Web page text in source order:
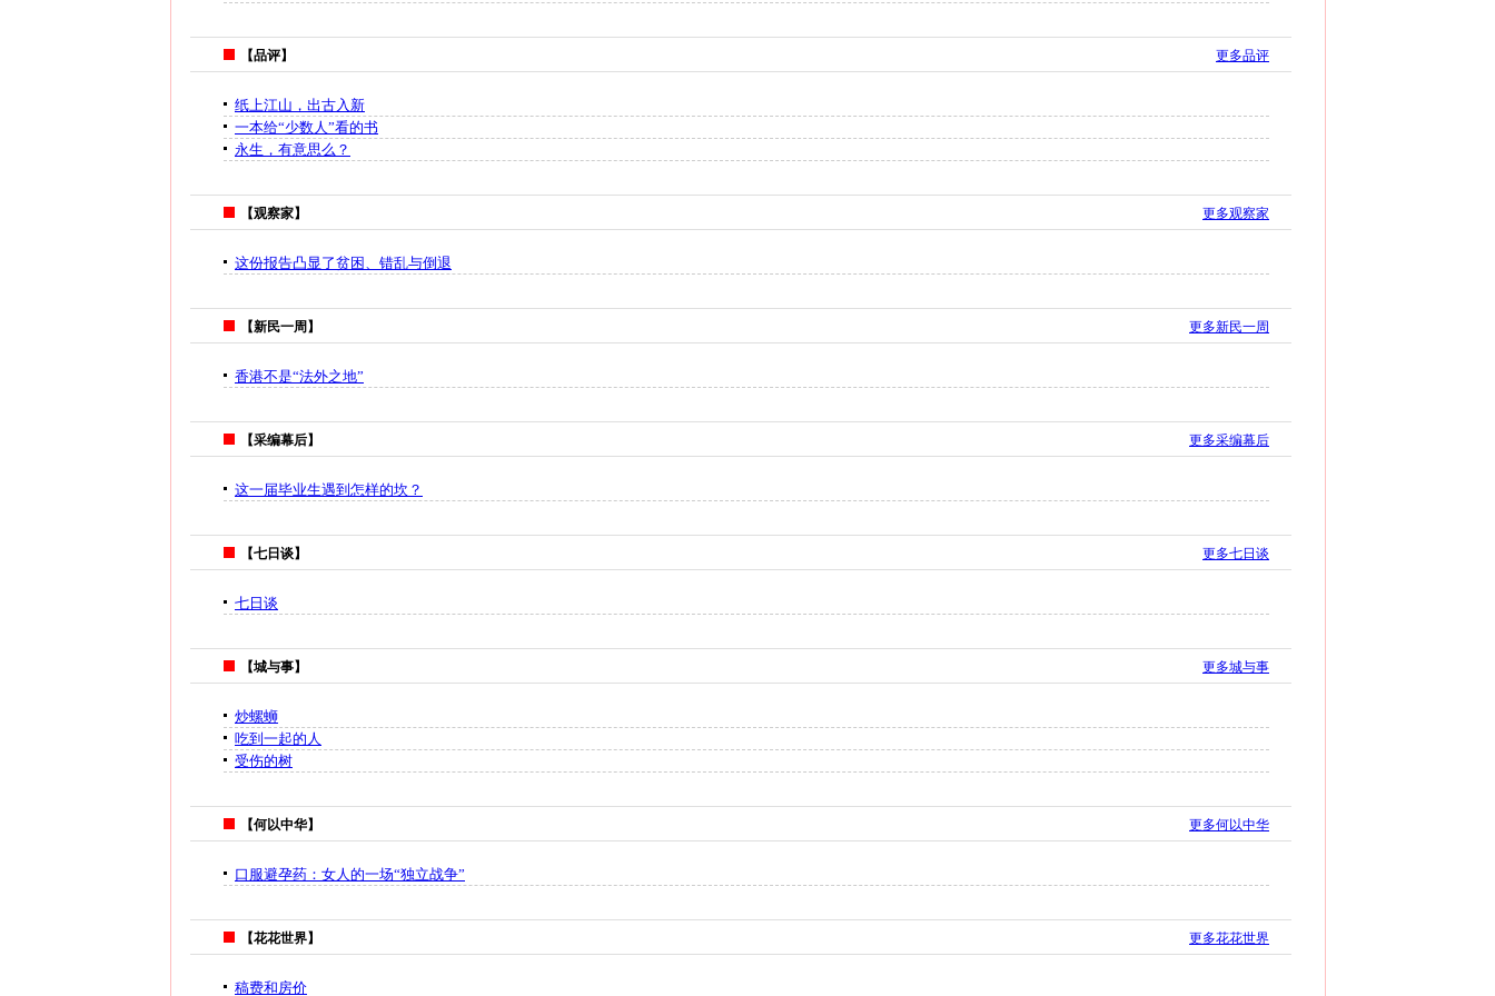
【品评】 更多品评
纸上江山，出古入新
一本给“少数人”看的书
永生，有意思么？
【观察家】 更多观察家
这份报告凸显了贫困、错乱与倒退
【新民一周】 更多新民一周
香港不是“法外之地”
【采编幕后】 更多采编幕后
这一届毕业生遇到怎样的坎？
【七日谈】 更多七日谈
七日谈
【城与事】 更多城与事
炒螺蛳
吃到一起的人
受伤的树
【何以中华】 更多何以中华
口服避孕药：女人的一场“独立战争”
【花花世界】 更多花花世界
稿费和房价